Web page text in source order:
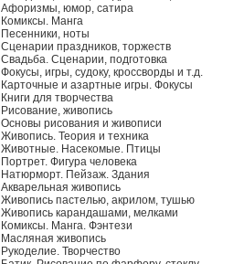
Афоризмы, юмор, сатира
Комиксы. Манга
Песенники, ноты
Сценарии праздников, торжеств
Свадьба. Сценарии, подготовка
Фокусы, игры, судоку, кроссворды и т.д.
Карточные и азартные игры. Фокусы
Книги для творчества
Рисование, живопись
Основы рисования и живописи
Живопись. Теория и техника
Животные. Насекомые. Птицы
Портрет. Фигура человека
Натюрморт. Пейзаж. Здания
Акварельная живопись
Живопись пастелью, акрилом, тушью
Живопись карандашами, мелками
Комиксы. Манга. Фэнтези
Масляная живопись
Рукоделие. Творчество